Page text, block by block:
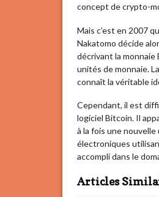
concept de crypto-
Mais c’est en 2007
Nakatomo décide
décrivant la monnaie
unités de monnaie.
connaît la véritable
Cependant, il est
logiciel Bitcoin. Il
à la fois une
électroniques
accompli dans le
Articles